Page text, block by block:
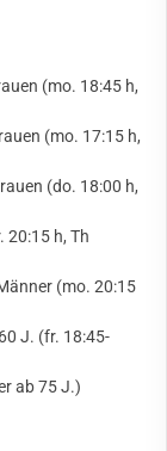
(mo. 18:45 h,
(mo. 17:15 h,
(do. 18:00 h,
20:15 h, Th
(mo. 20:15
J. (fr. 18:45-
ab 75 J.)